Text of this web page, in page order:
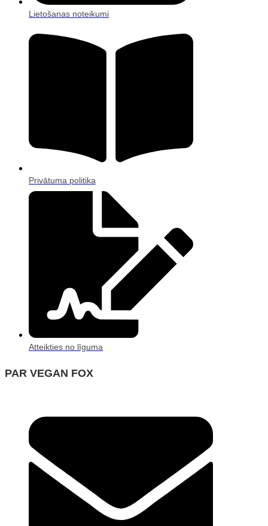
Lietošanas noteikumi
Privātuma politika
Atteikties no līguma
PAR VEGAN FOX